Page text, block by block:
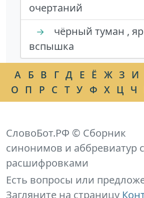
очертаний
→
чёрный туман ,
вспышка
А Б В Г Д Е Ё Ж З И
О П Р С Т У Ф Х Ц Ч
СловоБот.РФ © Сборник
синонимов и аббревиатур с
расшифровками
Есть вопросы или
Загляните на страницу